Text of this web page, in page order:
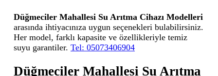
Düğmeciler Mahallesi Su Arıtma Cihazı Modelleri
arasında ihtiyacınıza uygun seçenekleri bulabilirsiniz.
Her model, farklı kapasite ve özellikleriyle temiz
suyu garantiler. Tel: 05073406904
Düğmeciler Mahallesi Su Arıtma